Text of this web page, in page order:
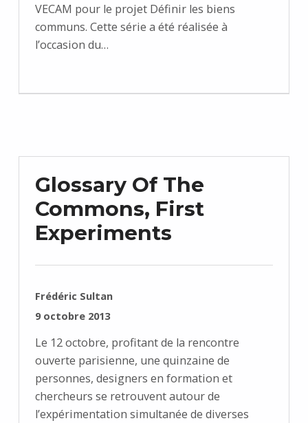
VECAM pour le projet Définir les biens
communs. Cette série a été réalisée à
l’occasion du…
Glossary Of The
Commons, First
Experiments
RÉDIGÉ PAR :
Frédéric Sultan
PUBLIÉ SUR :
9 octobre 2013
Le 12 octobre, profitant de la rencontre
ouverte parisienne, une quinzaine de
personnes, designers en formation et
chercheurs se retrouvent autour de
l’expérimentation simultanée de diverses